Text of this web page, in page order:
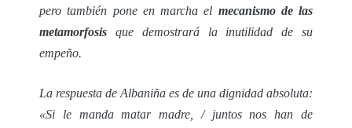
pero también pone en marcha el mecanismo de las
metamorfosis que demostrará la inutilidad de su
empeño.
La respuesta de Albaniña es de una dignidad absoluta:
«Si le manda matar madre, / juntos nos han de